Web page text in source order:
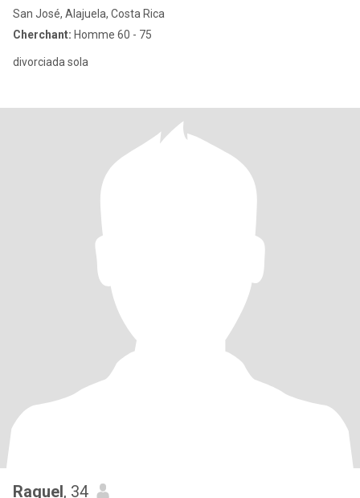
San José, Alajuela, Costa Rica
Cherchant: Homme 60 - 75
divorciada sola
Raquel, 34